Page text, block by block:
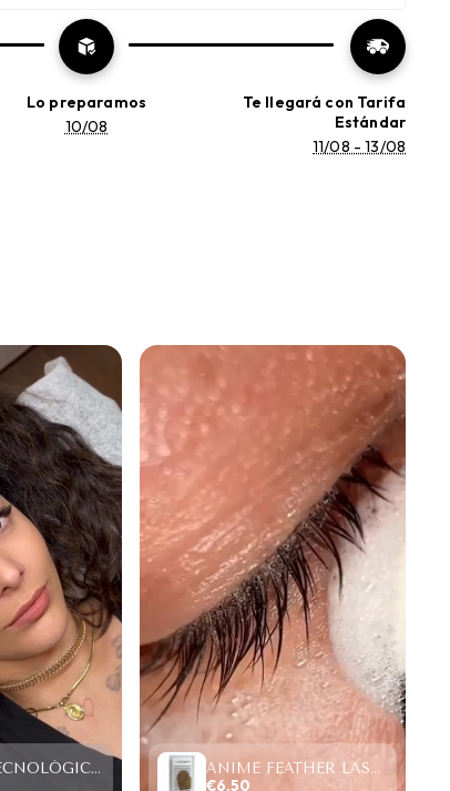
Lo preparamos
10/08
Te llegará con Tarifa
Estándar
11/08 - 13/08
FIBRAS TECNOLÓGICAS “TOP PESTAÑAS” W LASHES 4D,SAMPLE SIZE (4 FILAS) ANIME FEATHER LASHES PREMADE FANS (12 FILAS).
€6,50